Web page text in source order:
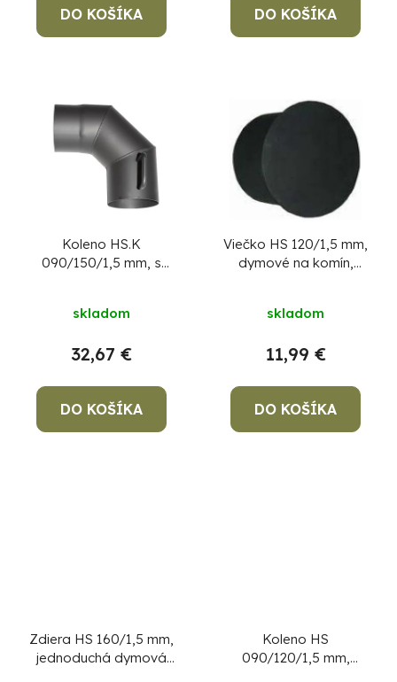
DO KOŠÍKA DO KOŠÍKA
Koleno HS.K
090/150/1,5 mm, s
koleno na spájanie rúr
skladom
32,67 €
DO KOŠÍKA
Viečko HS 120/1,5 mm,
dymové na komín,
skladom
11,99 €
DO KOŠÍKA
Zdiera HS 160/1,5 mm,
jednoduchá dymová
Koleno HS
090/120/1,5 mm,